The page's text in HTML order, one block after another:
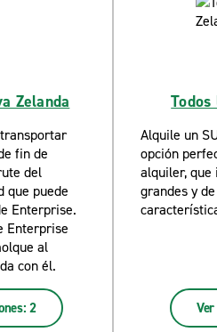
Zelanda
fin de
del
que puede
Enterprise.
Enterprise
al
con él.
2
Alquile un
opción
alquiler, que
grandes y